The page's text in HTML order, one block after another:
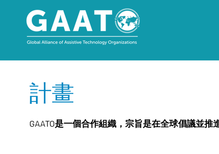
計畫
GAATO是一個合作組織，宗旨是在全球倡議並推